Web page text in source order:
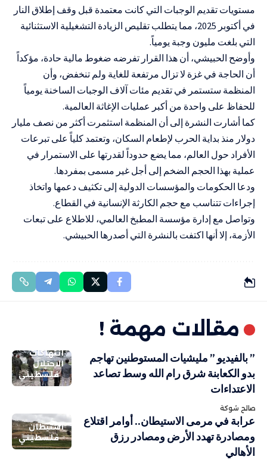
مستويات تقديم الوجبات التي كانت معتمدة قبل وقف إطلاق النار
في أكتوبر 2025، مما يتطلب تقليص الزيادة التشغيلية الاستثنائية
التي بلغت مليون وجبة يومياً.
وأوضح الحبيشي، أن هذا القرار تفرضه ضغوط مالية حادة، مؤكداً
أن الحاجة في غزة لا تزال مرتفعة للغاية ولم تنخفض، وأن
المنظمة ستستمر في تقديم مئات آلاف الوجبات الساخنة يومياً
للحفاظ على واحدة من أكبر عمليات الإغاثة العالمية.
كما أشارت النشرة إلى أن المنظمة استثمرت أكثر من نصف مليار
دولار منذ بداية الحرب لإطعام السكان، وتعتمد كلياً على تبرعات
الأفراد حول العالم، مما يضع حدوداً لقدرتها على الاستمرار في
عملية بهذا الحجم الضخم إلى أجل غير مسمى بمفردها.
ودعا الحكومات والمؤسسات الدولية إلى تكثيف دعمها واتخاذ
إجراءات تتناسب مع حجم الكارثة الإنسانية في القطاع.
وتواصل مع إدارة مؤسسة المطبخ العالمي، للاطلاع على تبعات
الأزمة، إلا أنها اكتفت بالنشرة التي أصدرها الحبيشي.
مقالات مهمة !
انتهاكات
الاحتلال
فلسطيني
” بالفيديو ” مليشيات المستوطنين تهاجم
بدو الكعابنة شرق رام الله وسط تصاعد
الاعتداءات
صالح شوكة
استيطان
فلسطيني
عرابة في مرمى الاستيطان.. أوامر اقتلاع
ومصادرة تهدد الأرض ومصادر رزق
الأهالي